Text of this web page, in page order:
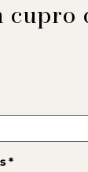
cupro
*